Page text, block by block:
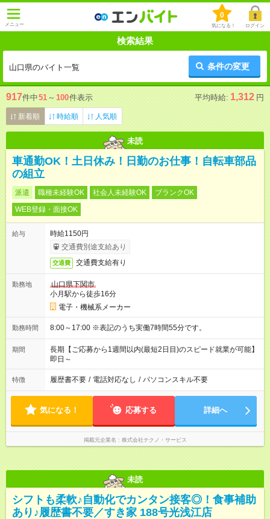
メニュー
0
気になる！ ログイン
検索結果
山口県のバイト一覧 条件の変更
917件中51 ～ 100件表示 平均時給: 1,312 円
新着順 時給順 人気順
未読
車通勤OK！土日休み！日勤のお仕事！自転車部品
の組立
派遣 職種未経験OK 社会人未経験OK
ブランクOK
WEB登録・面接OK
給与
時給1150円
交通費別途支給あり
交通費 交通費支給有り
勤務地
山口県下関市
小月駅から徒歩16分
電子・機械系メーカー
勤務時間 8:00～17:00 ※表記のうち実働7時間55分です。
期間
長期【ご応募から1週間以内(最短2日目)のスピード就業が可能】
即日～
特徴 履歴書不要 / 電話対応なし / パソコンスキル不要
気になる！ 応募する 詳細へ
掲載元企業名 株式会社テクノ・サービス
未読
シフトも柔軟♪自動化でカンタン接客◎！食事補助
あり♪履歴書不要／すき家 188号光浅江店